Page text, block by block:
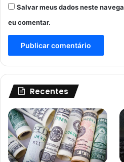
Salvar meus dados neste
eu comentar.
Recentes